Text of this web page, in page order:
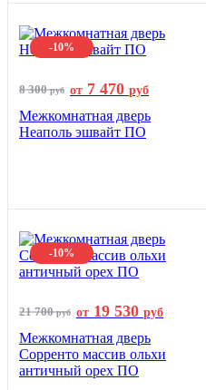
-10%
8 300руб от 7 470 руб
Межкомнатная дверь
Неаполь эшвайт ПО
-10%
21 700руб от 19 530 руб
Межкомнатная дверь
Сорренто массив ольхи
античный орех ПО